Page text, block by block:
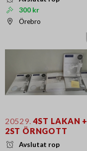
300 kr
Örebro
20529. 4ST LAKAN +
2ST ÖRNGOTT
Avslutat rop